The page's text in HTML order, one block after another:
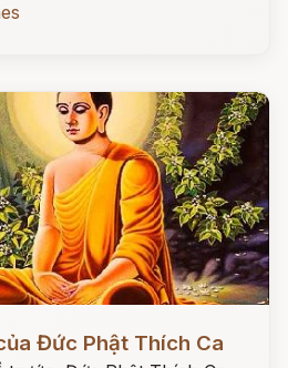
Đức Phật Thích Ca